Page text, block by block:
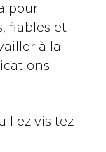
pour
fiables et
à la
visitez